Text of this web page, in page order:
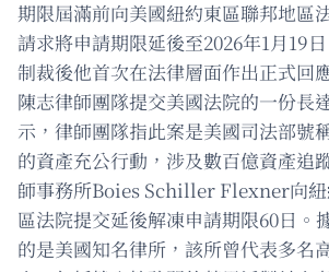
期限屆滿前向美國紐約東區聯邦地區
請求將申請期限延後至2026年1月19
制裁後他首次在法律層面作出正式回
陳志律師團隊提交美國法院的一份長
示，律師團隊指此案是美國司法部號
的資產充公行動，涉及數百億資產追
師事務所Boies Schiller Flexner向紐
區法院提交延後解凍申請期限60日。
的是美國知名律所，該所曾代表多名